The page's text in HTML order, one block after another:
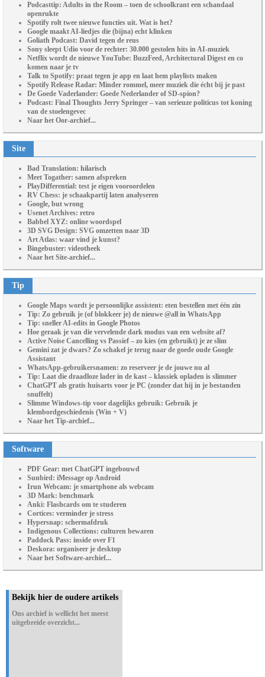
Podcasttip: Adults in the Room – toen de schoolkrant een schandaal
openrukte
Spotify rolt twee nieuwe functies uit. Wat is het?
Google maakt AI-liedjes die (bijna) echt klinken
Goliath Podcast: David tegen de reus
Sony sleept Udio voor de rechter: 30.000 gestolen hits in AI-muziek
Netflix wordt de nieuwe YouTube: BuzzFeed, Architectural Digest en co
komen naar je tv
Talk to Spotify: praat tegen je app en laat hem playlists maken
Spotify Release Radar: Minder rommel, meer muziek die écht bij je past
De Goede Vaderlander: Goede Nederlander of SD-spion?
Podcast: Final Thoughts Jerry Springer – van serieuze politicus tot koning
van de stoelengevec
Naar het Oor-archief...
Site
Bad Translation: hilarisch
Meet Togather: samen afspreken
PlayDifferential: test je eigen vooroordelen
RV Chess: je schaakpartij laten analyseren
Google, but wrong
Usenet Archives: retro
Babbel XYZ: online woordspel
3D SVG Design: SVG omzetten naar 3D
Art Atlas: waar vind je kunst?
Bingebuster: videotheek
Naar het Site-archief...
Tip
Google Maps wordt je persoonlijke assistent: eten bestellen met één zin
Tip: Zo gebruik je (of blokkeer je) de nieuwe @all in WhatsApp
Tip: sneller AI-edits in Google Photos
Hoe geraak je van die vervelende dark modus van een website af?
Active Noise Cancelling vs Passief – zo kies (en gebruikt) je ze slim
Gemini zat je dwars? Zo schakel je terug naar de goede oude Google
Assistant
WhatsApp-gebruikersnamen: zo reserveer je de jouwe nu al
Tip: Laat die draadloze lader in de kast – klassiek opladen is slimmer
ChatGPT als gratis huisarts voor je PC (zonder dat hij in je bestanden
snuffelt)
Slimme Windows-tip voor dagelijks gebruik: Gebruik je
klembordgeschiedenis (Win + V)
Naar het Tip-archief...
Software
PDF Gear: met ChatGPT ingebouwd
Sunbird: iMessage op Android
Irun Webcam: je smartphone als webcam
3D Mark: benchmark
Anki: Flashcards om te studeren
Cortices: verminder je stress
Hypersnap: schermafdruk
Indigenous Collections: culturen bewaren
Paddock Pass: inside over F1
Deskora: organiseer je desktop
Naar het Software-archief...
Bekijk hier de oudere artikels
Ons archief is wellicht het meest
uitgebreide overzicht...